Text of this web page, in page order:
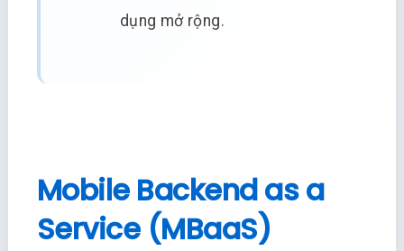
dụng mở rộng.
Mobile Backend as a
Service (MBaaS)